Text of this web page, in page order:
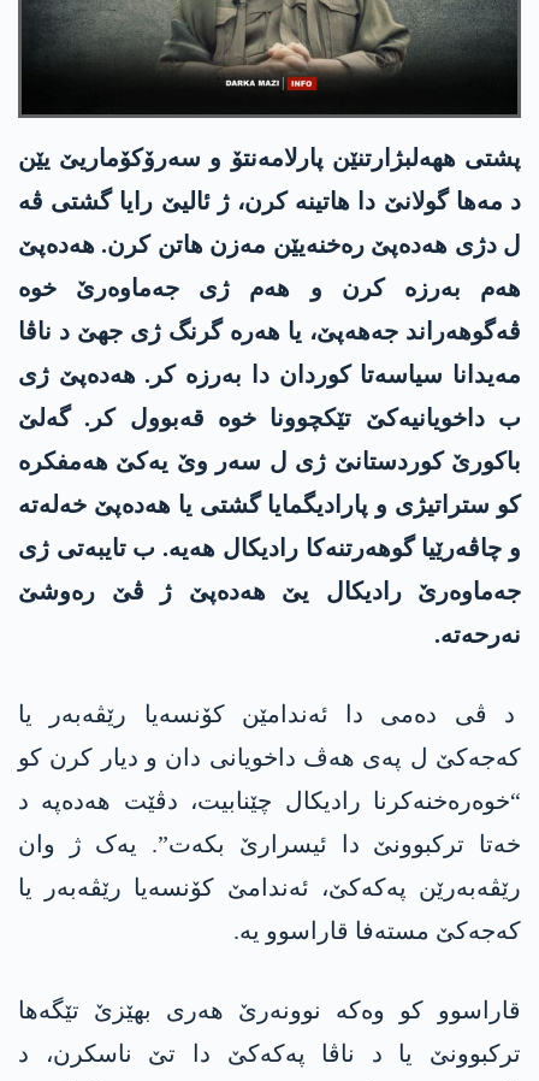
پشتی ههه‌لبژارتنێن پارلامەنتۆ و سەرۆکۆماریێ یێن
د مەها گولانێ دا هاتینه‌ كرن، ژ ئالیێ رایا گشتی ڤە
ل دژی هه‌ده‌پێ رەخنەیێن مەزن هاتن کرن. هه‌ده‌پێ
هەم به‌رزه‌ کرن و هەم ژی جه‌ماوه‌رێ خوە
ڤەگوهەراند جه‌هه‌پێ، یا هەره‌ گرنگ ژی جهێ د ناڤا
مه‌یدانا سیاسەتا كوردان دا‌ به‌رزه‌ کر. هه‌ده‌پێ ژی
ب داخویانیەکێ تێکچوونا خوە قەبوول کر. گەلێ
باکورێ کوردستانێ ژی ل سەر وێ یەکێ هەمفکرە
کو ستراتیژی و پارادیگمایا گشتی یا هه‌ده‌پێ خەلەتە
و چاڤەرێیا گوهەرتنەکا رادیکال هەیە. ب تایبەتی ژی
جه‌ماوه‌رێ رادیکال یێ هه‌ده‌پێ ژ ڤێ رەوشێ
نەرحەتە.
د ڤی دەمی دا ئەندامێن کۆنسەیا رێڤەبەر یا
كه‌جه‌كێ ل پەی هەڤ داخویانی دان و دیار کرن کو
“خوەرەخنەکرنا رادیکال چێنابیت، دڤێت هه‌ده‌په‌ د
خەتا ترکبوونێ دا ئیسرارێ بکەت”. یەک ژ وان
رێڤه‌به‌رێن په‌كه‌كێ، ئەندامێ کۆنسەیا رێڤەبەر یا
كه‌جه‌كێ مسته‌فا قاراسوو یە.
قاراسوو کو وەکە نوونەرێ هەری بهێزێ تێگەها
ترکبوونێ یا د ناڤا په‌كه‌كێ دا تێ ناسکرن، د